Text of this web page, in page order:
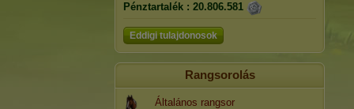
Pénztartalék : 20.806.581
Eddigi tulajdonosok
Rangsorolás
Általános rangsor